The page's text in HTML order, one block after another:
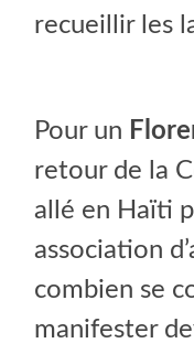
recueillir les
Pour un
retour de la
allé en Haïti
association
combien se
manifester